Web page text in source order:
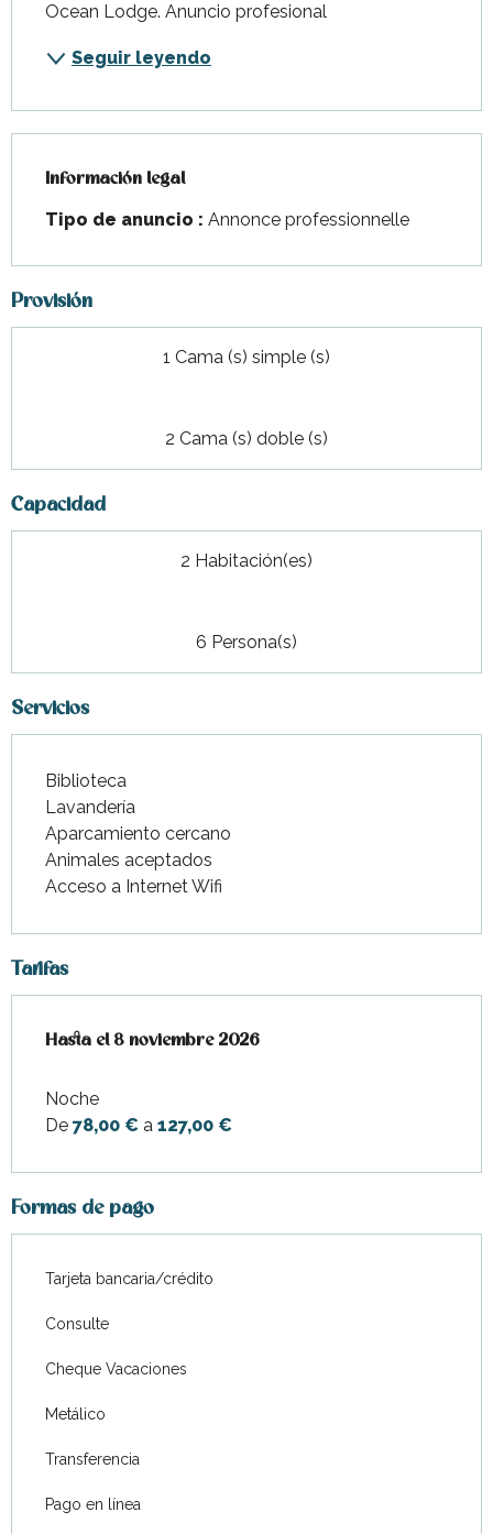
Ocean Lodge. Anuncio profesional
Seguir leyendo
Información legal
Información legal
Tipo de anuncio : Annonce professionnelle
Provisión
1 Cama (s) simple (s)
2 Cama (s) doble (s)
Capacidad
2 Habitación(es)
6 Persona(s)
Servicios
Biblioteca
Lavandería
Aparcamiento cercano
Animales aceptados
Acceso a Internet Wifi
Tarifas
Desde 14 marzo 2026 hasta
Hasta el8 noviembre 2026
Noche
De 78,00 € a 127,00 €
Formas de pago
Tarjeta bancaria/crédito
Consulte
Cheque Vacaciones
Metálico
Transferencia
Pago en línea